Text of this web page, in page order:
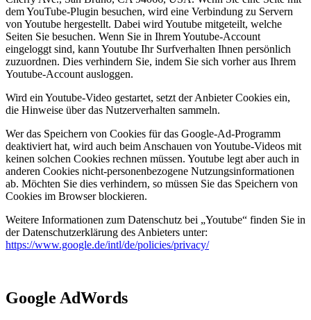
dem YouTube-Plugin besuchen, wird eine Verbindung zu Servern
von Youtube hergestellt. Dabei wird Youtube mitgeteilt, welche
Seiten Sie besuchen. Wenn Sie in Ihrem Youtube-Account
eingeloggt sind, kann Youtube Ihr Surfverhalten Ihnen persönlich
zuzuordnen. Dies verhindern Sie, indem Sie sich vorher aus Ihrem
Youtube-Account ausloggen.
Wird ein Youtube-Video gestartet, setzt der Anbieter Cookies ein,
die Hinweise über das Nutzerverhalten sammeln.
Wer das Speichern von Cookies für das Google-Ad-Programm
deaktiviert hat, wird auch beim Anschauen von Youtube-Videos mit
keinen solchen Cookies rechnen müssen. Youtube legt aber auch in
anderen Cookies nicht-personenbezogene Nutzungsinformationen
ab. Möchten Sie dies verhindern, so müssen Sie das Speichern von
Cookies im Browser blockieren.
Weitere Informationen zum Datenschutz bei „Youtube“ finden Sie in
der Datenschutzerklärung des Anbieters unter:
https://www.google.de/intl/de/policies/privacy/
Google AdWords